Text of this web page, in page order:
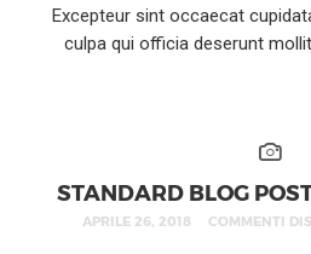
Excepteur sint occaecat
culpa qui officia deserunt
STANDARD BLOG
APRILE 26, 2018 COMMENTI